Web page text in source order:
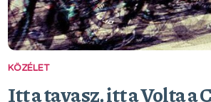
KÖZÉLET
Itt a tavasz, itt a Volta a